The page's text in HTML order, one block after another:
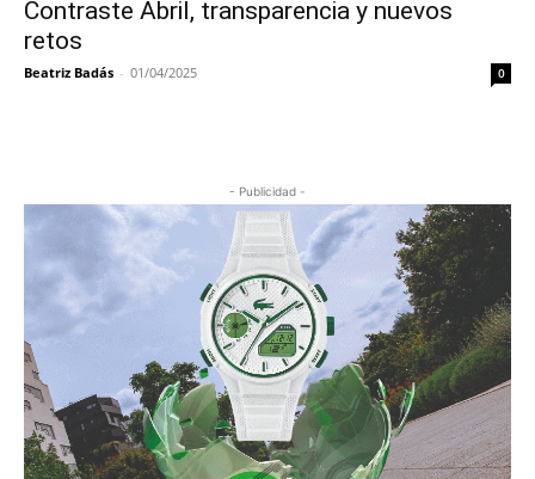
Contraste Abril, transparencia y nuevos
retos
Beatriz Badás - 01/04/2025 0
- Publicidad -